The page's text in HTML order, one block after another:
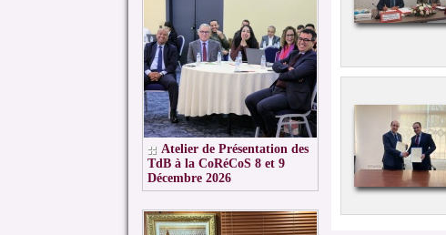
Atelier de Présentation des
TdB à la CoRéCoS 8 et 9
Décembre 2026